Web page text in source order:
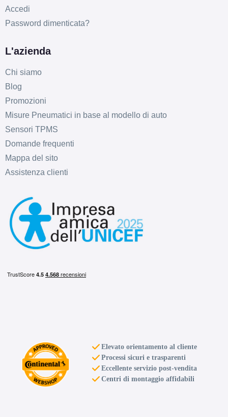
Accedi
Password dimenticata?
L'azienda
Chi siamo
Blog
Promozioni
Misure Pneumatici in base al modello di auto
Sensori TPMS
Domande frequenti
Mappa del sito
Assistenza clienti
Elevato orientamento al cliente
Processi sicuri e trasparenti
Eccellente servizio post-vendita
Centri di montaggio affidabili